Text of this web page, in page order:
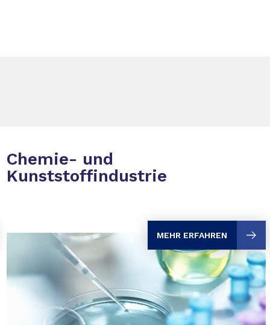
Chemie- und
Kunststoffindustrie
MEHR ERFAHREN